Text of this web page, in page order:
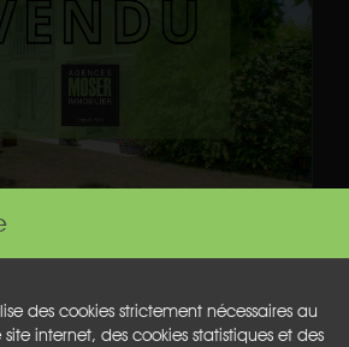
des cookies strictement nécessaires au
internet, des cookies statistiques et des